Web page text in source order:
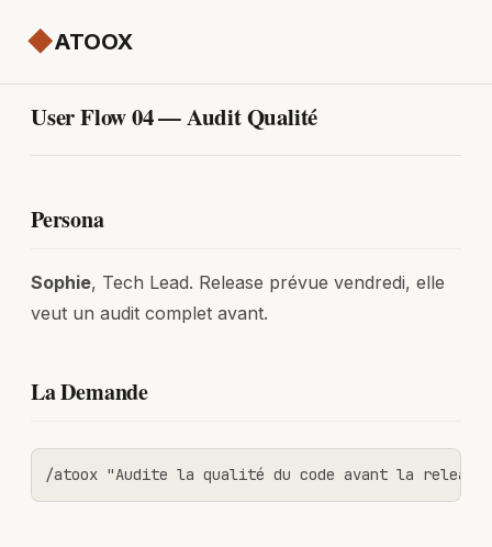
◆ATOOX
User Flow 04 — Audit Qualité
Persona
Sophie, Tech Lead. Release prévue vendredi, elle
veut un audit complet avant.
La Demande
/atoox "Audite la qualité du code avant la release"